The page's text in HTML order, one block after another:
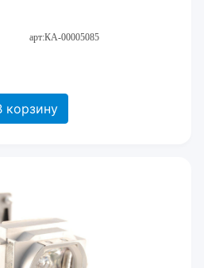
арт:КА-00005085
корзину